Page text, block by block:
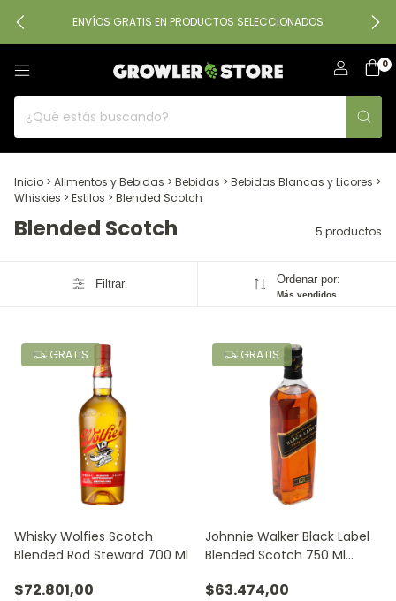
ENVÍOS GRATIS EN PRODUCTOS SELECCIONADOS
0
Inicio > Alimentos y Bebidas > Bebidas > Bebidas Blancas y Licores >
Whiskies > Estilos > Blended Scotch
Blended Scotch 5 productos
Filtrar Ordenar por:
Más vendidos
GRATIS
Whisky Wolfies Scotch
Blended Rod Steward 700 Ml
$72.801,00
GRATIS
Johnnie Walker Black Label
Blended Scotch 750 Ml
$63.474,00